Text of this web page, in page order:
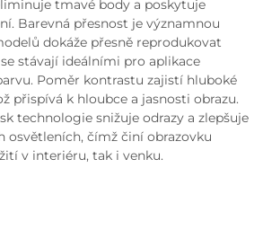
tmavé body a poskytuje
Barevná přesnost je významnou
dokáže přesně reprodukovat
stávají ideálními pro aplikace
Poměr kontrastu zajistí hluboké
přispívá k hloubce a jasnosti obrazu.
technologie snižuje odrazy a zlepšuje
osvětleních, čímž činí obrazovku
v interiéru, tak i venku.